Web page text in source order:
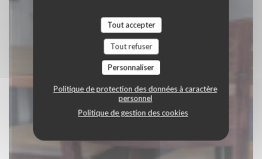
Tout accepter
Tout refuser
Personnaliser
Politique de protection des données à caractère
personnel
Politique de gestion des cookies